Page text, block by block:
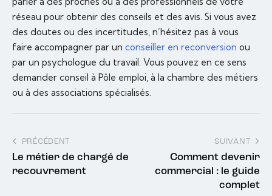
réseau pour obtenir des conseils et des avis. Si vous avez
des doutes ou des incertitudes, n’hésitez pas à vous
faire accompagner par un conseiller en reconversion ou
par un psychologue du travail. Vous pouvez en ce sens
demander conseil à Pôle emploi, à la chambre des métiers
ou à des associations spécialisés.
PRÉCÉDENT
Le métier de chargé de
recouvrement
SUIVANT
Comment devenir
commercial : le guide
complet